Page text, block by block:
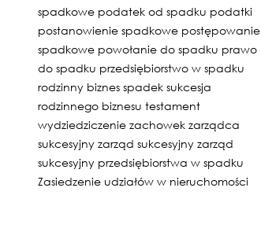
spadkowe podatek od spadku podatki
postanowienie spadkowe postępowanie
spadkowe powołanie do spadku prawo
do spadku przedsiębiorstwo w spadku
rodzinny biznes spadek sukcesja
rodzinnego biznesu testament
wydziedziczenie zachowek zarządca
sukcesyjny zarząd sukcesyjny zarząd
sukcesyjny przedsiębiorstwa w spadku
Zasiedzenie udziałów w nieruchomości